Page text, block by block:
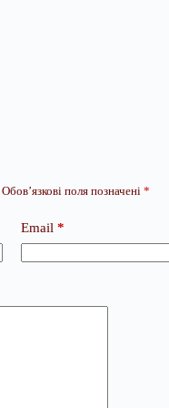
Обов’язкові поля позначені *
Email *